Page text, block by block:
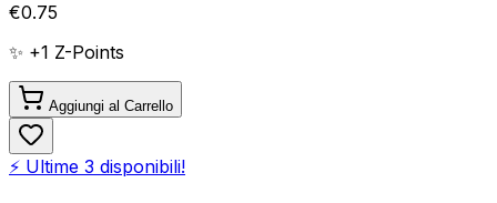
€0.75
✨ +1 Z-Points
Aggiungi al Carrello
⚡ Ultime 3 disponibili!